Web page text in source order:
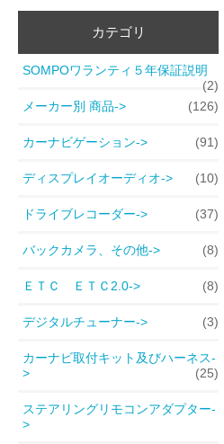
カテゴリ
SOMPOワランティ５年保証説明
(2)
メーカー別 商品->
(126)
カーナビゲーション-> (91)
ディスプレイオーディオ-> (10)
ドライブレコーダー-> (37)
バックカメラ、その他-> (8)
ＥＴＣ ＥＴＣ2.0-> (8)
デジタルチューナー-> (3)
カーナビ取付キット及びハーネス-
>
(25)
ステアリングリモコンアダプター-
>